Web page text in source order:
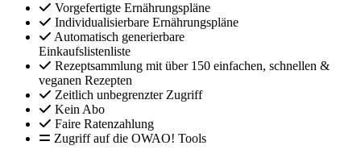
Vorgefertigte Ernährungspläne
Individualisierbare Ernährungspläne
Automatisch generierbare
Einkaufslistenliste
Rezeptsammlung mit über 150 einfachen, schnellen &
veganen Rezepten
Zeitlich unbegrenzter Zugriff
Kein Abo
Faire Ratenzahlung
Zugriff auf die OWAO! Tools